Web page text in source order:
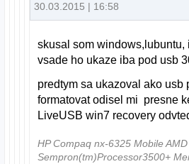
30.03.2015 | 16:58
skusal som
vsade ho ukaze iba pod usb
predtym sa ukazoval ako usb
formatovat odisel mi presne
LiveUSB win7 recovery
HP Compaq nx-6325 Mobile AMD
Sempron(tm)Processor3500+